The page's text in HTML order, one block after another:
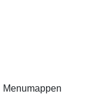
Menumappen